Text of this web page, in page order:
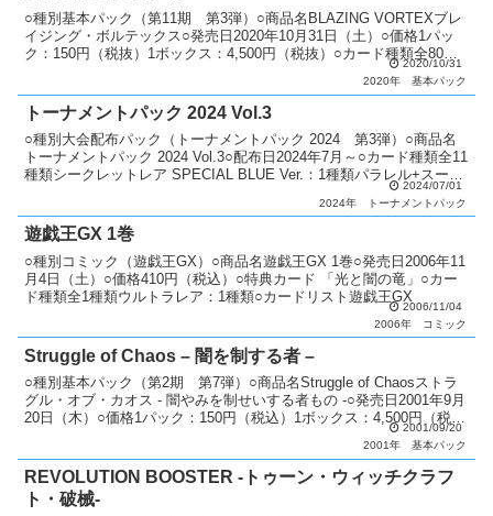
○種別基本パック（第11期 第3弾）○商品名BLAZING VORTEXブレ
イジング・ボルテックス○発売日2020年10月31日（土）○価格1パッ
ク：150円（税抜）1ボックス：4,500円（税抜）○カード種類全80種
2020/10/31
2020年
基本パック
トーナメントパック 2024 Vol.3
○種別大会配布パック（トーナメントパック 2024 第3弾）○商品名
トーナメントパック 2024 Vol.3○配布日2024年7月～○カード種類全11
種類シークレットレア SPECIAL BLUE Ver.：1種類パラレル+スーパ
2024/07/01
2024年
トーナメントパック
遊戯王GX 1巻
○種別コミック（遊戯王GX）○商品名遊戯王GX 1巻○発売日2006年11
月4日（土）○価格410円（税込）○特典カード 「光と闇の竜」○カー
ド種類全1種類ウルトラレア：1種類○カードリスト遊戯王GX
2006/11/04
2006年
コミック
Struggle of Chaos – 闇を制する者 –
○種別基本パック（第2期 第7弾）○商品名Struggle of Chaosストラ
グル・オブ・カオス - 闇やみを制せいする者もの -○発売日2001年9月
20日（木）○価格1パック：150円（税込）1ボックス：4,500円（税
2001/09/20
2001年
基本パック
REVOLUTION BOOSTER -トゥーン・ウィッチクラフ
ト・破械-